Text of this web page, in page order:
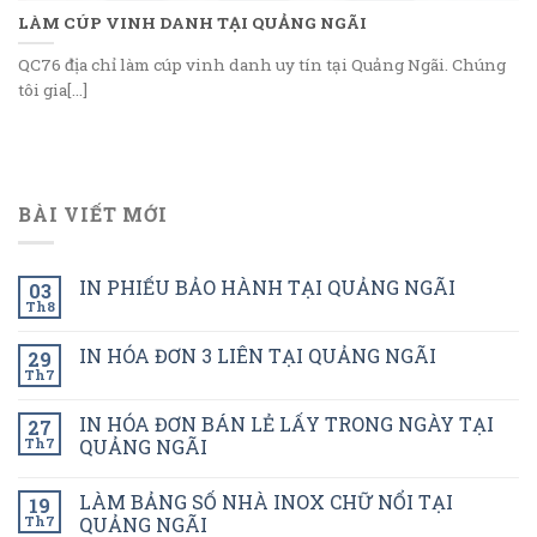
LÀM CÚP VINH DANH TẠI QUẢNG NGÃI
QC76 địa chỉ làm cúp vinh danh uy tín tại Quảng Ngãi. Chúng
tôi gia[...]
BÀI VIẾT MỚI
03
Th8
IN PHIẾU BẢO HÀNH TẠI QUẢNG NGÃI
29
Th7
IN HÓA ĐƠN 3 LIÊN TẠI QUẢNG NGÃI
27
Th7
IN HÓA ĐƠN BÁN LẺ LẤY TRONG NGÀY TẠI
QUẢNG NGÃI
19
Th7
LÀM BẢNG SỐ NHÀ INOX CHỮ NỔI TẠI
QUẢNG NGÃI